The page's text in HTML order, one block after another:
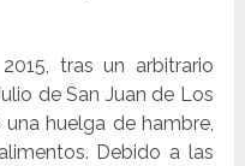
tras un arbitrario
de San Juan de Los
una huelga de hambre,
Debido a las